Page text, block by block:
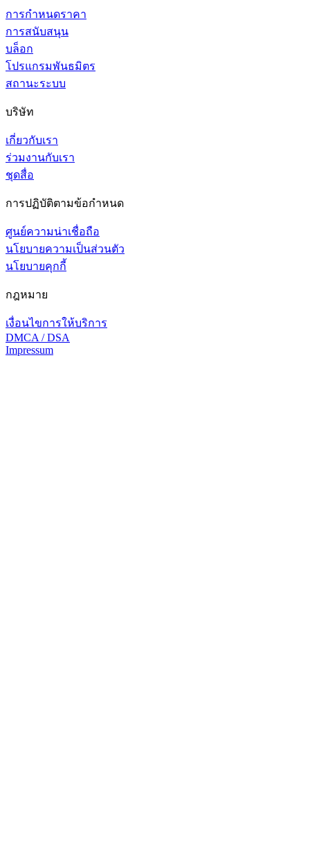
การกำหนดราคา
การสนับสนุน
บล็อก
โปรแกรมพันธมิตร
สถานะระบบ
บริษัท
เกี่ยวกับเรา
ร่วมงานกับเรา
ชุดสื่อ
การปฏิบัติตามข้อกำหนด
ศูนย์ความน่าเชื่อถือ
นโยบายความเป็นส่วนตัว
นโยบายคุกกี้
กฎหมาย
เงื่อนไขการให้บริการ
DMCA / DSA
Impressum